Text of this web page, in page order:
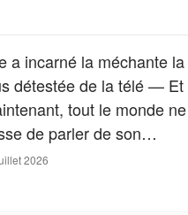
a incarné la méchante la
détestée de la télé — Et
tout le monde ne
de parler de son
dans la nouvelle
2026